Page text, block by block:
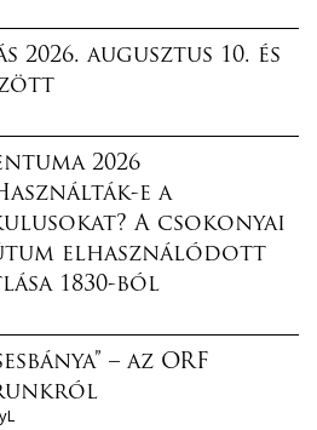
augusztus 10. és
2026
e a
A csokonyai
elhasználódott
1830-ból
– az ORF